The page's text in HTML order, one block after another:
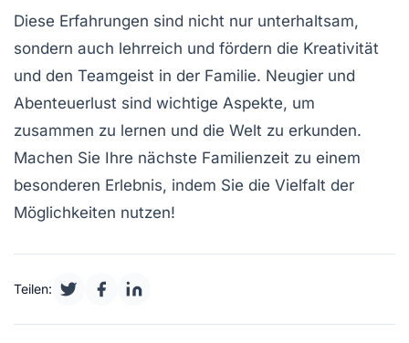
Diese Erfahrungen sind nicht nur unterhaltsam,
sondern auch lehrreich und fördern die Kreativität
und den Teamgeist in der Familie. Neugier und
Abenteuerlust sind wichtige Aspekte, um
zusammen zu lernen und die Welt zu erkunden.
Machen Sie Ihre nächste Familienzeit zu einem
besonderen Erlebnis, indem Sie die Vielfalt der
Möglichkeiten nutzen!
Teilen: